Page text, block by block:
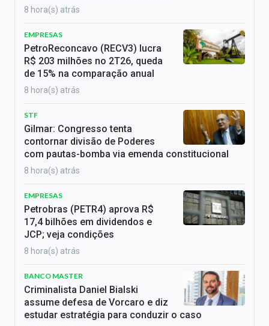
8 hora(s) atrás
EMPRESAS
PetroReconcavo (RECV3) lucra
R$ 203 milhões no 2T26, queda
de 15% na comparação anual
8 hora(s) atrás
STF
Gilmar: Congresso tenta
contornar divisão de Poderes
com pautas-bomba via emenda constitucional
8 hora(s) atrás
EMPRESAS
Petrobras (PETR4) aprova R$
17,4 bilhões em dividendos e
JCP; veja condições
8 hora(s) atrás
BANCO MASTER
Criminalista Daniel Bialski
assume defesa de Vorcaro e diz
estudar estratégia para conduzir o caso